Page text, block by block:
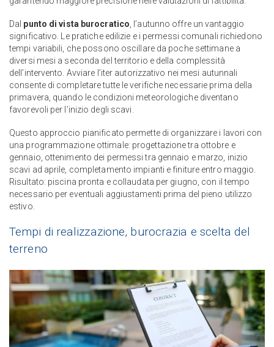
Dal punto di vista burocratico , l’autunno offre un vantaggio
significativo. Le pratiche edilizie e i permessi comunali richiedono
tempi variabili, che possono oscillare da poche settimane a
diversi mesi a seconda del territorio e della complessità
dell’intervento. Avviare l’iter autorizzativo nei mesi autunnali
consente di completare tutte le verifiche necessarie prima della
primavera, quando le condizioni meteorologiche diventano
favorevoli per l’inizio degli scavi.
Questo approccio pianificato permette di organizzare i lavori con
una programmazione ottimale: progettazione tra ottobre e
gennaio, ottenimento dei permessi tra gennaio e marzo, inizio
scavi ad aprile, completamento impianti e finiture entro maggio.
Risultato: piscina pronta e collaudata per giugno, con il tempo
necessario per eventuali aggiustamenti prima del pieno utilizzo
estivo.
Tempi di realizzazione, burocrazia e scelta del
terreno